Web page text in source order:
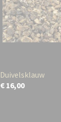
Duivelsklauw
€ 16,00